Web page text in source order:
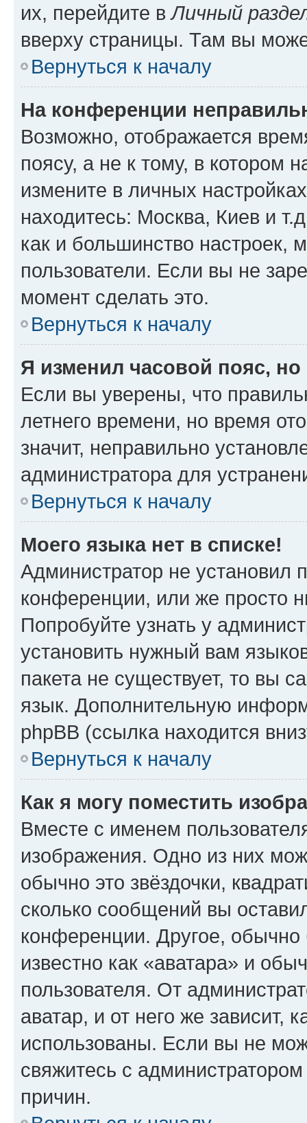
их, перейдите вЛичный
вверху страницы. Там вы
Вернуться к началу
На конференции
Возможно, отображается
поясу, а не к тому, в котором
измените в личных
находитесь: Москва, Киев и
как и большинство настроек,
пользователи. Если вы не
момент сделать это.
Вернуться к началу
Я изменил часовой пояс,
Если вы уверены, что
летнего времени, но время
значит, неправильно
администратора для
Вернуться к началу
Моего языка нет в списке!
Администратор не установил
конференции, или же просто
Попробуйте узнать у
установить нужный вам
пакета не существует, то вы
язык. Дополнительную
phpBB (ссылка находится
Вернуться к началу
Как я могу поместить
Вместе с именем
изображения. Одно из них
обычно это звёздочки,
сколько сообщений вы
конференции. Другое,
известно как «аватара» и
пользователя. От
аватар, и от него же зависит,
использованы. Если вы не
свяжитесь с
причин.